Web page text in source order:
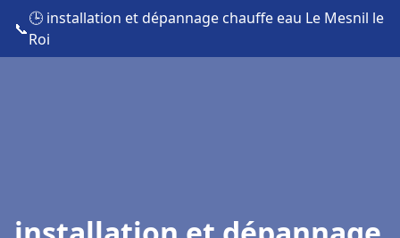
📞
🕒 installation et dépannage chauffe eau Le Mesnil le
Roi